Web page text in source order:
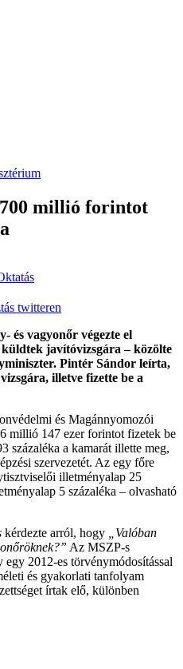
millió forintot
twitteren
és vagyonőr végezte el
küldtek javítóvizsgára – közölte
Pintér Sándor leírta,
illetve fizette be a
és Magánnyomozói
millió 147 ezer forintot fizetek be
százaléka a kamarát illette meg,
szervezetét. Az egy főre
illetményalap 25
5 százaléka – olvasható
kérdezte arról, hogy
„Valóban
Az MSZP-s
2012-es törvénymódosítással
és gyakorlati tanfolyam
írtak elő, különben